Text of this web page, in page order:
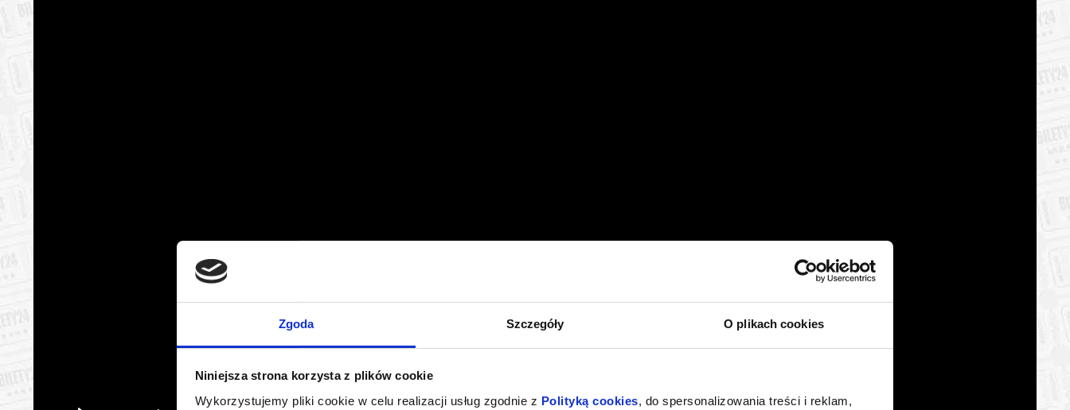
Zgoda Szczegóły O plikach cookies
Niniejsza strona korzysta z plików cookie
Wykorzystujemy pliki cookie w celu realizacji usług zgodnie z Polityką cookies, do spersonalizowania treści i reklam,